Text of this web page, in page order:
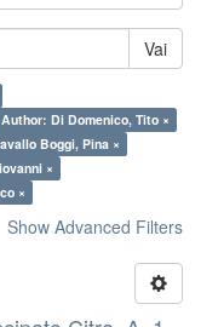
Vai
Author: Di Domenico, Tito ×
Boggi, Pina ×
×
×
Show Advanced Filters